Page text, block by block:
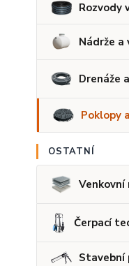
Rozvody
Nádrže a
Drenáže
Poklopy
OSTATNÍ
Venkovní
Čerpací
Stavební